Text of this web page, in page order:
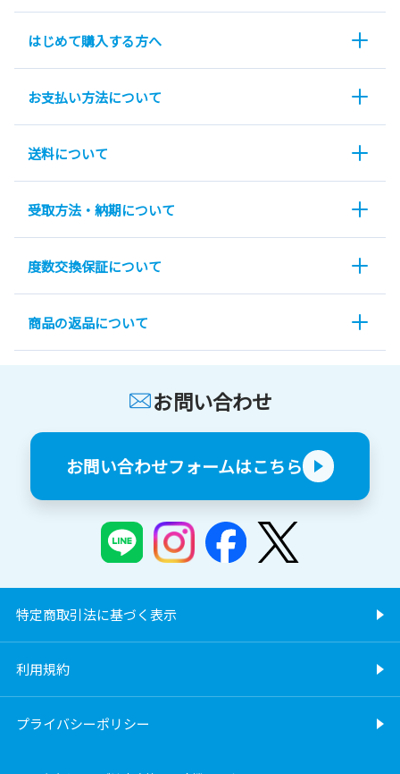
はじめて購入する方へ
お支払い方法について
送料について
受取方法・納期について
度数交換保証について
商品の返品について
お問い合わせ
お問い合わせフォームはこちら
特定商取引法に基づく表示
利用規約
プライバシーポリシー